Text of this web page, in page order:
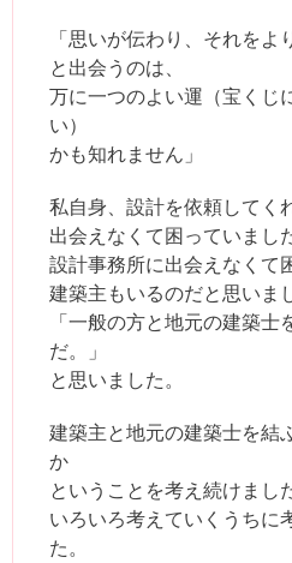
「思いが伝わり、それを
と出会うのは、
万に一つのよい運（宝くじ
い）
かも知れません」
私自身、設計を依頼してく
出会えなくて困っていまし
設計事務所に出会えなくて
建築主もいるのだと思いま
「一般の方と地元の建築
だ。」
と思いました。
建築主と地元の建築士を結
か
ということを考え続けました
いろいろ考えていくうちに
た。